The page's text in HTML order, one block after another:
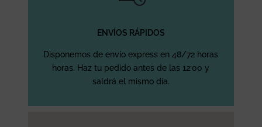
ENVÍOS RÁPIDOS
Disponemos de envío express en 48/72 horas
horas. Haz tu pedido antes de las 12:00 y
saldrá el mismo día.